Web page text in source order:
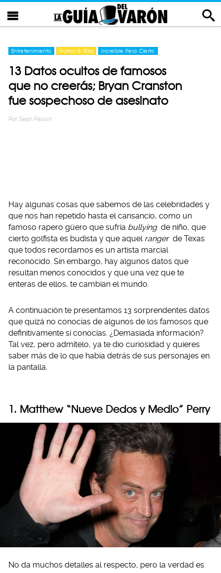
Entretenimiento Humor & Risa Increíble Pero Cierto
13 Datos ocultos de famosos
que no creerás; Bryan Cranston
fue sospechoso de asesinato
Por Sean Paskin
Hay algunas cosas que sabemos de las celebridades y
que nos han repetido hasta el cansancio, como un
famoso rapero güero que sufría bullying de niño, que
cierto golfista es budista y que aquel ranger de Texas
que todos recordamos es un artista marcial
reconocido. Sin embargo, hay algunos datos que
resultan menos conocidos y que una vez que te
enteras de ellos, te cambian el mundo.
A continuación te presentamos 13 sorprendentes datos
que quizá no conocías de algunos de los famosos que
definitivamente sí conocías. ¿Demasiada información?
Tal vez, pero admítelo, ya te dio curiosidad y quieres
saber más de lo que había detrás de sus personajes en
la pantalla.
1. Matthew “Nueve Dedos y Medio” Perry
No da muchos detalles al respecto, pero la verdad es